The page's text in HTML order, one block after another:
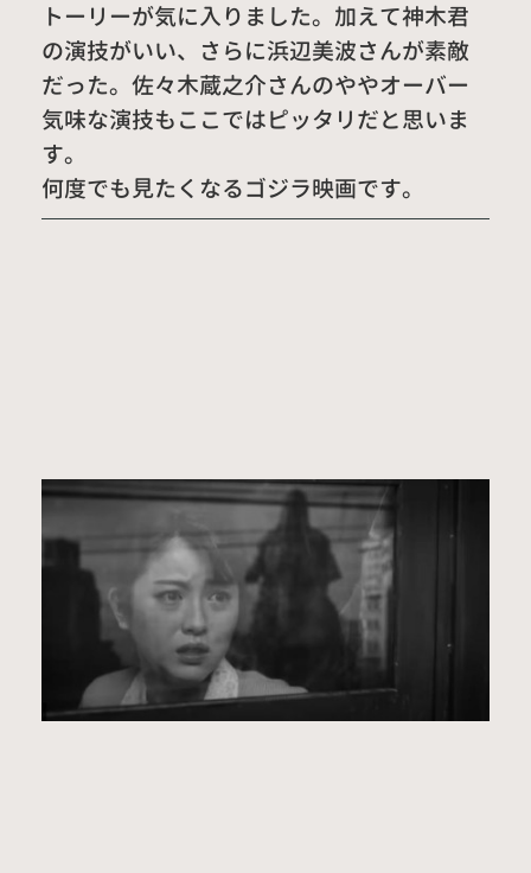
トーリーが気に入りました。 加えて神木君
の演技がいい、さらに浜辺美波さんが素敵
だった。 佐々木蔵之介さんのややオーバー
気味な演技もここではピッタリだと思いま
す。
何度でも見たくなるゴジラ映画です。